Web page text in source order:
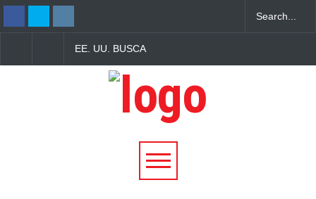
EE. UU. BUSCA
DEPORTADOS PARA
COBRAR MULTAS
MIGRATORIAS
PENDIENTES
INTENTAR LIMITAR